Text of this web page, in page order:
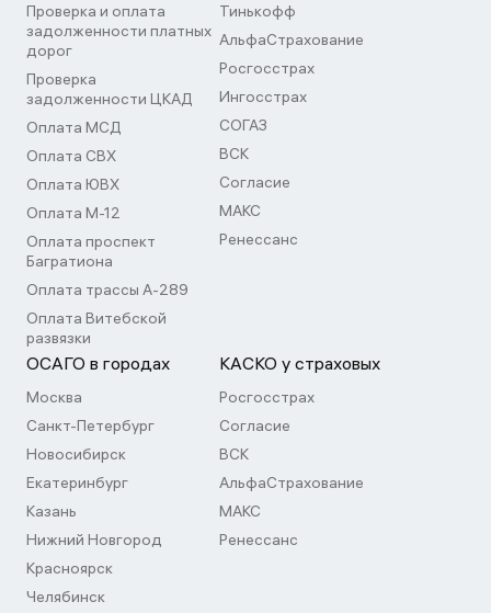
Проверка и оплата
задолженности платных
дорог
Проверка
задолженности ЦКАД
Оплата МСД
Оплата СВХ
Оплата ЮВХ
Оплата М-12
Оплата проспект
Багратиона
Оплата трассы А-289
Оплата Витебской
развязки
Тинькофф
АльфаСтрахование
Росгосстрах
Ингосстрах
СОГАЗ
ВСК
Согласие
МАКС
Ренессанс
ОСАГО в городах
Москва
Санкт-Петербург
Новосибирск
Екатеринбург
Казань
Нижний Новгород
Красноярск
Челябинск
КАСКО у страховых
Росгосстрах
Согласие
ВСК
АльфаСтрахование
МАКС
Ренессанс